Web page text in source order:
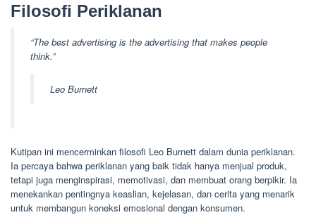
Filosofi Periklanan
“The best advertising is the advertising that makes people
think.”
Leo Burnett
Kutipan ini mencerminkan filosofi Leo Burnett dalam dunia periklanan.
Ia percaya bahwa periklanan yang baik tidak hanya menjual produk,
tetapi juga menginspirasi, memotivasi, dan membuat orang berpikir. Ia
menekankan pentingnya keaslian, kejelasan, dan cerita yang menarik
untuk membangun koneksi emosional dengan konsumen.